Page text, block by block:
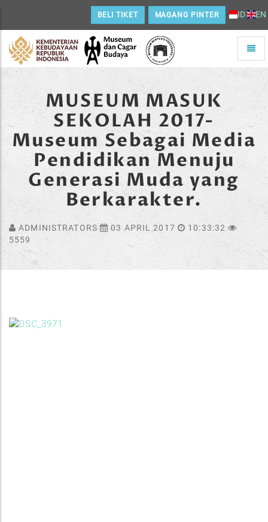
BELI TIKET MAGANG PINTER ID EN
Home
Toggle
MUSEUM MASUK
SEKOLAH 2017-
Museum Sebagai Media
Pendidikan Menuju
Generasi Muda yang
Berkarakter.
ADMINISTRATORS 03 APRIL 2017
10:33:32
5559